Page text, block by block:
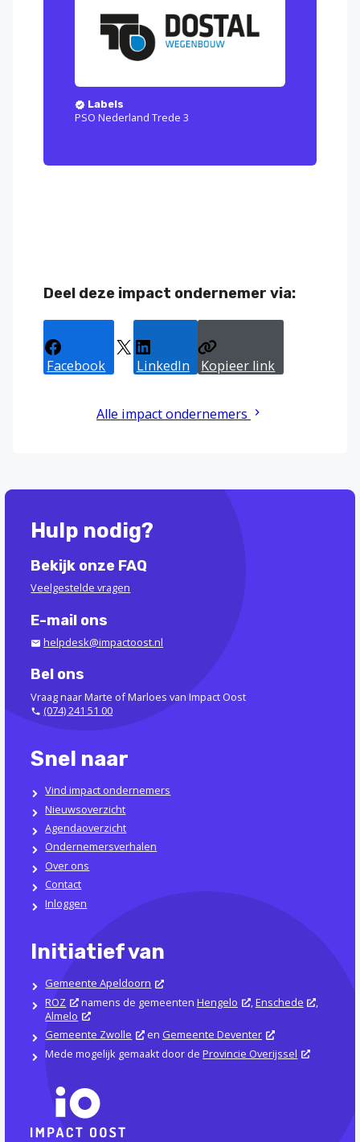
Labels
PSO Nederland Trede 3
Deel deze impact ondernemer via:
Facebook LinkedIn Kopieer link
Alle impact ondernemers
Hulp nodig?
Bekijk onze FAQ
Veelgestelde vragen
E-mail ons
helpdesk@impactoost.nl
Bel ons
Vraag naar Marte of Marloes van Impact Oost
(074) 241 51 00
Snel naar
Vind impact ondernemers
Nieuwsoverzicht
Agendaoverzicht
Ondernemersverhalen
Over ons
Contact
Inloggen
Initiatief van
Gemeente Apeldoorn
ROZ
namens de gemeentenHengelo ,Enschede
,
Almelo
Gemeente Zwolle
en Gemeente Deventer
Mede mogelijk gemaakt door deProvincie Overijssel